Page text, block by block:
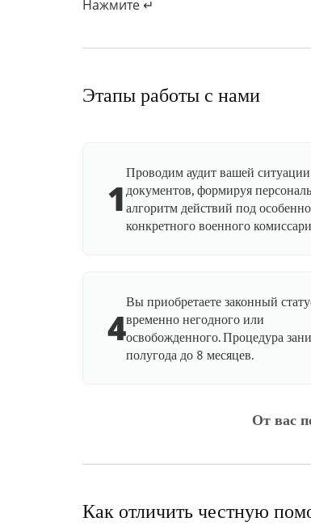
Нажмите ↵
Этапы работы с нами
1
Проводим аудит вашей
документов, формируя
алгоритм действий под
конкретного военного
4
Вы приобретаете законный
временно негодного или
освобожденного. Процедура
полугода до 8 месяцев.
От вас
Как отличить честную